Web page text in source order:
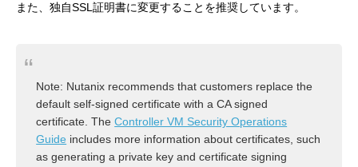
また、独自SSL証明書に変更することを推奨しています。
Note: Nutanix recommends that customers replace the
default self-signed certificate with a CA signed
certificate. TheController VM Security Operations
Guide includes more information about certificates, such
as generating a private key and certificate signing